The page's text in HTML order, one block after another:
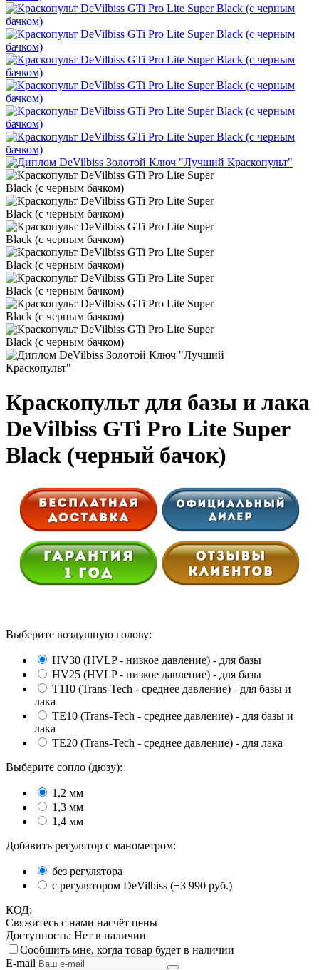
Краскопульт для базы и лака
DeVilbiss GTi Pro Lite Super
Black (черный бачок)
Выберите воздушную голову:
HV30 (HVLP - низкое давление) - для базы
HV25 (HVLP - низкое давление) - для базы
Т110 (Trans-Tech - среднее давление) - для базы и
лака
TE10 (Trans-Tech - среднее давление) - для базы и
лака
ТЕ20 (Trans-Tech - среднее давление) - для лака
Выберите сопло (дюзу):
1,2 мм
1,3 мм
1,4 мм
Добавить регулятор с манометром:
без регулятора
с регулятором DeVilbiss (+3 990 руб.)
КОД:
Свяжитесь с нами насчёт цены
Доступность: Нет в наличии
Сообщить мне, когда товар будет в наличии
E-mail